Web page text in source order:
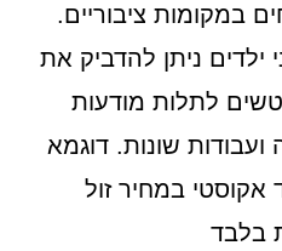
במקומות ציבוריים.
ילדים ניתן להדביק את
לתלות מודעות
שונות. דוגמא
אקוסטי במחיר זול
בלבד